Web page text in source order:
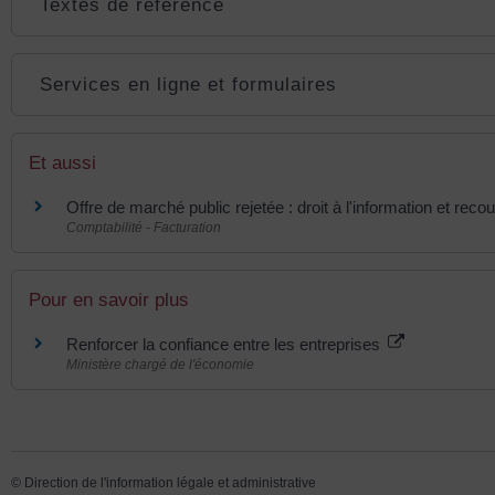
Textes de référence
Services en ligne et formulaires
Et aussi
Offre de marché public rejetée : droit à l'information et
Comptabilité - Facturation
Pour en savoir plus
Renforcer la confiance entre les entreprises
Ministère chargé de l'économie
© Direction de l'information légale et administrative